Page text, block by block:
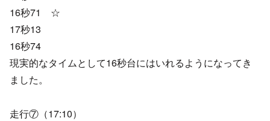
16秒71 ☆
17秒13
16秒74
現実的なタイムとして16秒台にはいれるようになってき
ました。
走行⑦（17:10）